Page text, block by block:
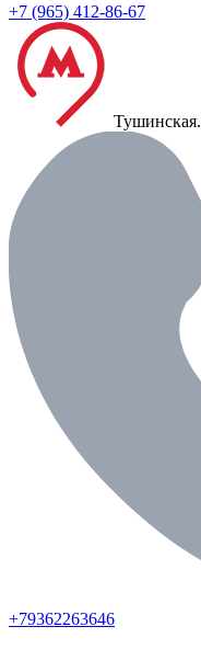
+7 (965) 412-86-67
Тушинская.
+79362263646